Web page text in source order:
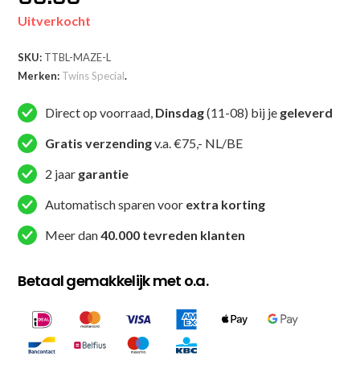
Uitverkocht
SKU: TTBL-MAZE-L
Merken: Twins Special.
Direct op voorraad, Dinsdag(11-08) bij je geleverd
Gratis verzendingv.a. €75,- NL/BE
2 jaar garantie
Automatisch sparen voor extra korting
Meer dan40.000 tevreden klanten
Betaal gemakkelijk met o.a.